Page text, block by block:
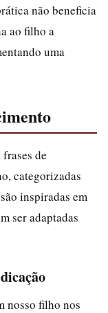
não beneficia
ao filho a
uma
de
categorizadas
inspiradas em
ser adaptadas
nosso filho nos